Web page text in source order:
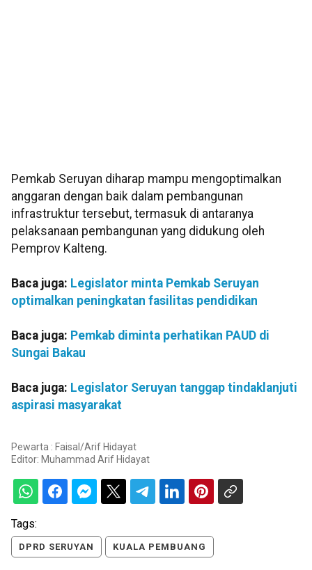
Pemkab Seruyan diharap mampu mengoptimalkan
anggaran dengan baik dalam pembangunan
infrastruktur tersebut, termasuk di antaranya
pelaksanaan pembangunan yang didukung oleh
Pemprov Kalteng.
Baca juga: Legislator minta Pemkab Seruyan
optimalkan peningkatan fasilitas pendidikan
Baca juga: Pemkab diminta perhatikan PAUD di
Sungai Bakau
Baca juga: Legislator Seruyan tanggap tindaklanjuti
aspirasi masyarakat
Pewarta : Faisal/Arif Hidayat
Editor: Muhammad Arif Hidayat
Tags:
DPRD SERUYAN KUALA PEMBUANG